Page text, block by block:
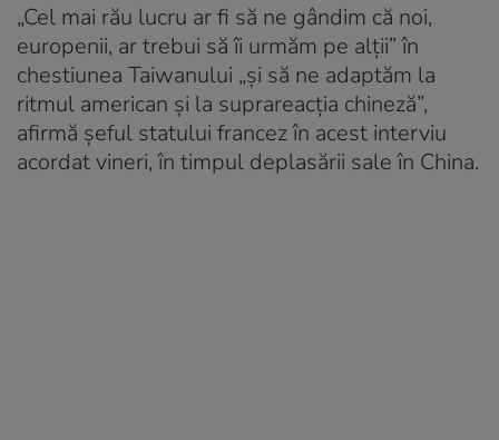
„Cel mai rău lucru ar fi să ne gândim că noi,
europenii, ar trebui să îi urmăm pe alţii” în
chestiunea Taiwanului „şi să ne adaptăm la
ritmul american şi la suprareacţia chineză”,
afirmă şeful statului francez în acest interviu
acordat vineri, în timpul deplasării sale în China.